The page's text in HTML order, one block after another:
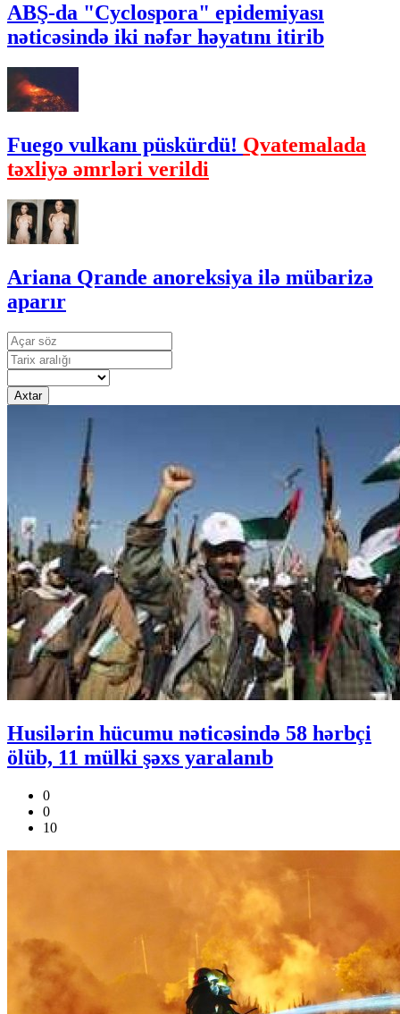
ABŞ-da "Cyclospora" epidemiyası
nəticəsində iki nəfər həyatını itirib
Fuego vulkanı püskürdü! Qvatemalada
təxliyə əmrləri verildi
Ariana Qrande anoreksiya ilə mübarizə
aparır
Axtar
Husilərin hücumu nəticəsində 58 hərbçi
ölüb, 11 mülki şəxs yaralanıb
0
0
10